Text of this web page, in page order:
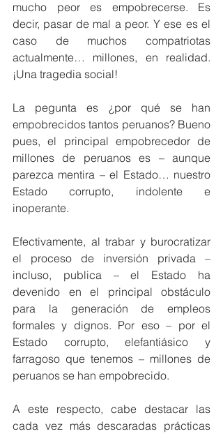
mucho peor es empobrecerse. Es
decir, pasar de mal a peor. Y ese es el
caso de muchos compatriotas
actualmente… millones, en realidad.
¡Una tragedia social!
La pegunta es ¿por qué se han
empobrecidos tantos peruanos? Bueno
pues, el principal empobrecedor de
millones de peruanos es – aunque
parezca mentira – el Estado… nuestro
Estado corrupto, indolente e
inoperante.
Efectivamente, al trabar y burocratizar
el proceso de inversión privada –
incluso, publica – el Estado ha
devenido en el principal obstáculo
para la generación de empleos
formales y dignos. Por eso – por el
Estado corrupto, elefantiásico y
farragoso que tenemos – millones de
peruanos se han empobrecido.
A este respecto, cabe destacar las
cada vez más descaradas prácticas